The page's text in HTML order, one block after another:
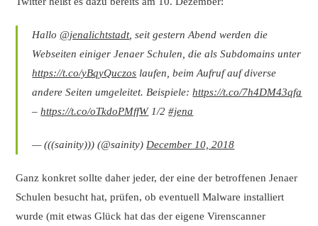
Hallo @jenalichtstadt, seit gestern Abend werden die
Webseiten einiger Jenaer Schulen, die als Subdomains unter
https://t.co/yBqyQuczos laufen, beim Aufruf auf diverse
andere Seiten umgeleitet. Beispiele:https://t.co/7h4DM43qfa
–https://t.co/oTkdoPMffW1/2#jena
— (((sainity))) (@sainity) December 10, 2018
Ganz konkret sollte daher jeder, der eine der betroffenen Jenaer
Schulen besucht hat, prüfen, ob eventuell Malware installiert
wurde (mit etwas Glück hat das der eigene Virenscanner